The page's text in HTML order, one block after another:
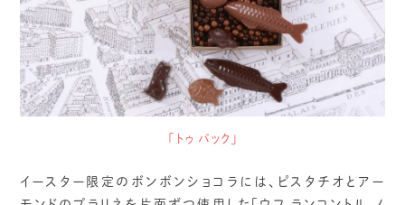
「トゥ パック」
イースター限定のボンボンショコラには、ピスタチオとアー